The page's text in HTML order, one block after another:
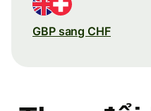
GBP sang CHF